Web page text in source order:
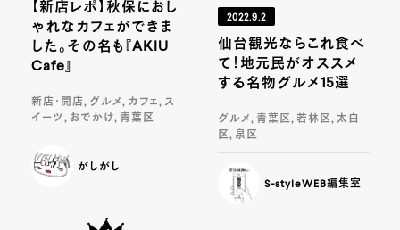
【新店レポ】秋保におし
ゃれなカフェができま
した。その名も『AKIU
Cafe』
新店・開店, グルメ, カフェ, ス
イーツ, おでかけ, 青葉区
がしがし
2022.9.2
仙台観光ならこれ食べ
て！地元民がオススメ
する名物グルメ15選
グルメ, 青葉区, 若林区, 太白
区, 泉区
S-styleWEB編集室